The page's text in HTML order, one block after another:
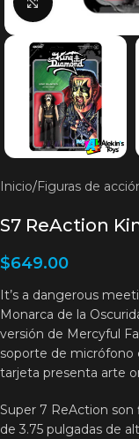
Inicio/Figuras de
S7 ReAction
$649.00
It’s a dangerous
Monarca de la
versión de Mercyful
soporte de micrófono
tarjeta presenta arte
Super 7 ReAction
de 3.75 pulgadas de